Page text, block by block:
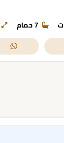
7 حمام